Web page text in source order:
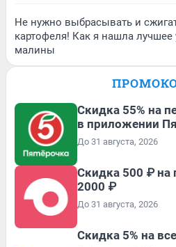
Не нужно выбрасывать и
картофеля! Как я нашла
малины
Скидка 55% на
в приложении
До 31 августа, 2026
Скидка 500 ₽ на
2000 ₽
До 31 августа, 2026
Скидка 5% на